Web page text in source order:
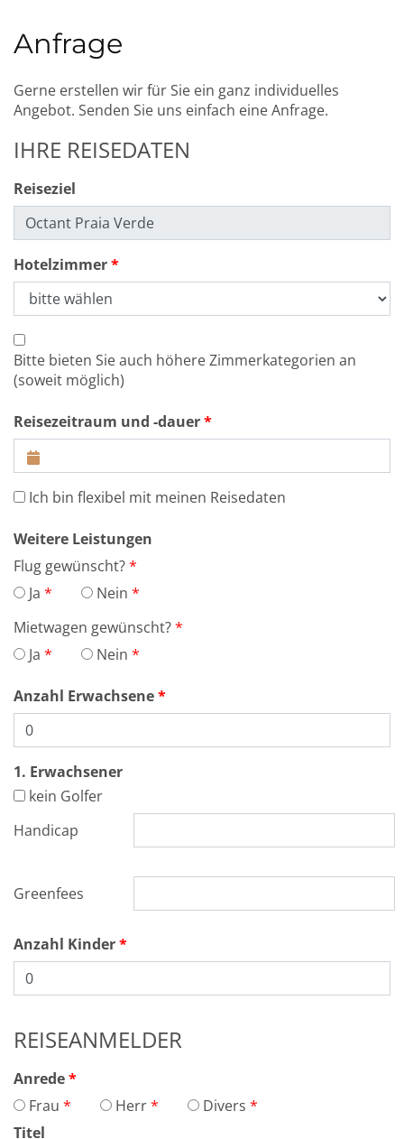
Anfrage
Gerne erstellen wir für Sie ein ganz individuelles
Angebot. Senden Sie uns einfach eine Anfrage.
IHRE REISEDATEN
Reiseziel
Hotelzimmer
Bitte bieten Sie auch höhere Zimmerkategorien an
(soweit möglich)
Reisezeitraum und -dauer
Ich bin flexibel mit meinen Reisedaten
Weitere Leistungen
Flug gewünscht?
Ja
Nein
Mietwagen gewünscht?
Ja
Nein
Anzahl Erwachsene
1. Erwachsener
kein Golfer
Handicap
Greenfees
Anzahl Kinder
REISEANMELDER
Anrede
Frau
Herr
Divers
Titel